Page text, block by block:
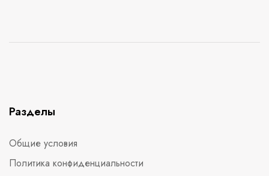
Разделы
Общие условия
Политика конфиденциальности